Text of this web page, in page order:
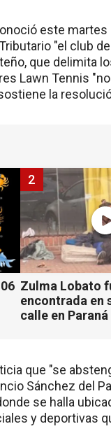
este martes
"el club
que delimita
Lawn Tennis
la
Zulma Lobato
encontrada en
calle en Paraná
2
que "se
Sánchez del
se halla
y deportivas